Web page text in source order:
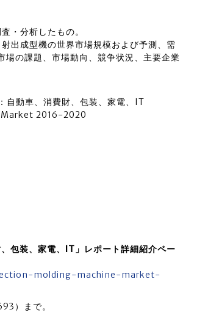
・分析したもの。
出成型機の世界市場規模および予測、需
の課題、市場動向、競争状況、主要企業
動車、消費財、包装、家電、IT
2016-2020
包装、家電、IT」レポート詳細紹介ペー
molding-machine-market-
）まで。